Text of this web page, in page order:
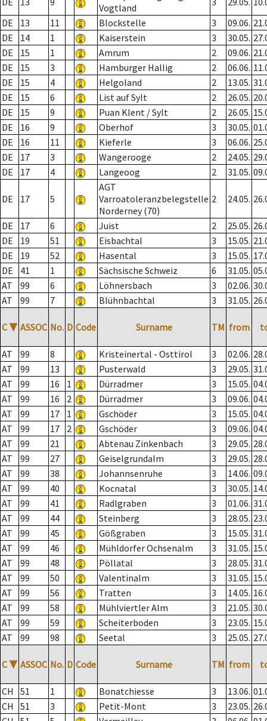
Vogtland
DE
13 11 Blockstelle 3 09.06.
DE
14 1 Kaiserstein 3 30.05.
DE
15 1 Amrum 2 09.06.
DE
15 3 Hamburger Hallig 2 06.06.
DE
15 4 Helgoland 2 13.05.
DE
15 6 List auf Sylt 2 26.05.
DE
15 9 Puan Klent / Sylt 2 26.05.
DE
16 9 Oberhof 3 30.05.
DE
16 11 Kieferle 3 06.06.
DE
17 3 Wangerooge 2 24.05.
DE
17 4 Langeoog 2 31.05.
DE 17 5
AGT
Varroatoleranzbelegstelle
Norderney (70)
2 24.05.
DE 17 6 Juist 2 25.05.
DE
19 51 Eisbachtal 3 15.05.
DE
19 52 Hasental 3 15.05.
DE
41 1 Sächsische Schweiz 6 31.05.
AT
99 6 Löhnersbach 3 02.06.
AT
99 7 Blühnbachtal 3 31.05.
C ▼ ASSOC No. D Code Surname TM from
AT 99 8 Kristeinertal - Osttirol 3 02.06.
AT
99 13 Pusterwald 3 29.05.
AT
99 16 1 Dürradmer 3 15.05.
AT
99 16 2 Dürradmer 3 09.06.
AT
99 17 1 Gschöder 3 15.05.
AT
99 17 2 Gschöder 3 09.06.
AT
99 21 Abtenau Zinkenbach 3 29.05.
AT
99 27 Geiselgrundalm 3 29.05.
AT
99 38 Johannsenruhe 3 14.06.
AT
99 40 Kocnatal 3 30.05.
AT
99 41 Radlgraben 3 01.06.
AT
99 44 Steinberg 3 28.05.
AT
99 45 Gößgraben 3 15.05.
AT
99 46 Mühldorfer Ochsenalm 3 31.05.
AT
99 48 Pöllatal 3 28.05.
AT
99 50 Valentinalm 3 31.05.
AT
99 56 Tratten 3 14.05.
AT
99 58 Mühlviertler Alm 3 21.05.
AT
99 59 Scheiterboden 3 23.05.
AT
99 98 Seetal 3 25.05.
C ▼ ASSOC No. D Code Surname TM from
CH 51 1 Bonatchiesse 3 13.06.
CH
51 3 Petit-Mont 3 23.05.